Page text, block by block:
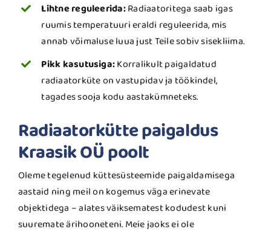
Lihtne reguleerida:Radiaatoritega saab igas
ruumis temperatuuri eraldi reguleerida, mis
annab võimaluse luua just Teile sobiv sisekliima.
Pikk kasutusiga:Korralikult paigaldatud
radiaatorküte on vastupidav ja töökindel,
tagades sooja kodu aastakümneteks.
Radiaatorkütte paigaldus
Kraasik OÜ poolt
Oleme tegelenud küttesüsteemide paigaldamisega
aastaid ning meil on kogemus väga erinevate
objektidega – alates väiksematest kodudest kuni
suuremate ärihooneteni. Meie jaoks ei ole